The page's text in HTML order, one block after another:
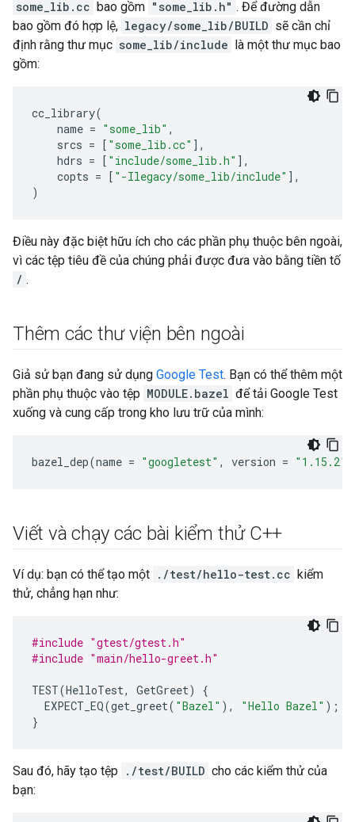
some_lib.cc bao gồm "some_lib.h" . Để đường dẫn
bao gồm đó hợp lệ, legacy/some_lib/BUILD sẽ cần chỉ
định rằng thư mục some_lib/include là một thư mục bao
gồm:
cc_library(
name = "some_lib" ,
srcs = [ "some_lib.cc" ],
hdrs = [ "include/some_lib.h" ],
copts = [ "-Ilegacy/some_lib/include" ],
)
Điều này đặc biệt hữu ích cho các phần phụ thuộc bên ngoài,
vì các tệp tiêu đề của chúng phải được đưa vào bằng tiền tố
/ .
Thêm các thư viện bên ngoài
Giả sử bạn đang sử dụng Google Test. Bạn có thể thêm một
phần phụ thuộc vào tệp MODULE.bazel để tải Google Test
xuống và cung cấp trong kho lưu trữ của mình:
bazel_dep(name = "googletest" , version = "1.15.2"
Viết và chạy các bài kiểm thử C++
Ví dụ: bạn có thể tạo một ./test/hello-test.cc kiểm
thử, chẳng hạn như:
#include "gtest/gtest.h"
#include "main/hello-greet.h"
TEST(HelloTest, GetGreet)
{
EXPECT_EQ(get_greet( "Bazel" ), "Hello Bazel" );
}
Sau đó, hãy tạo tệp ./test/BUILD cho các kiểm thử của
bạn: